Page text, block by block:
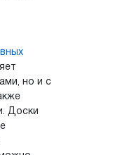
но и с
Доски